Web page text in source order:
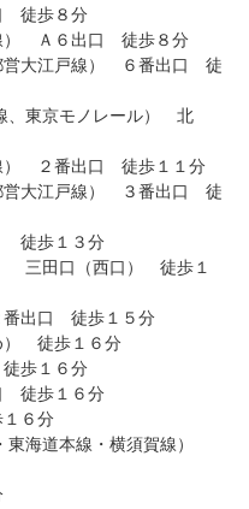
徒歩８分
） Ａ６出口 徒歩８分
営大江戸線） ６番出口 徒
、東京モノレール） 北
） ２番出口 徒歩１１分
営大江戸線） ３番出口 徒
徒歩１３分
三田口（西口） 徒歩１
番出口 徒歩１５分
） 徒歩１６分
歩１６分
徒歩１６分
６分
東海道本線・横須賀線）